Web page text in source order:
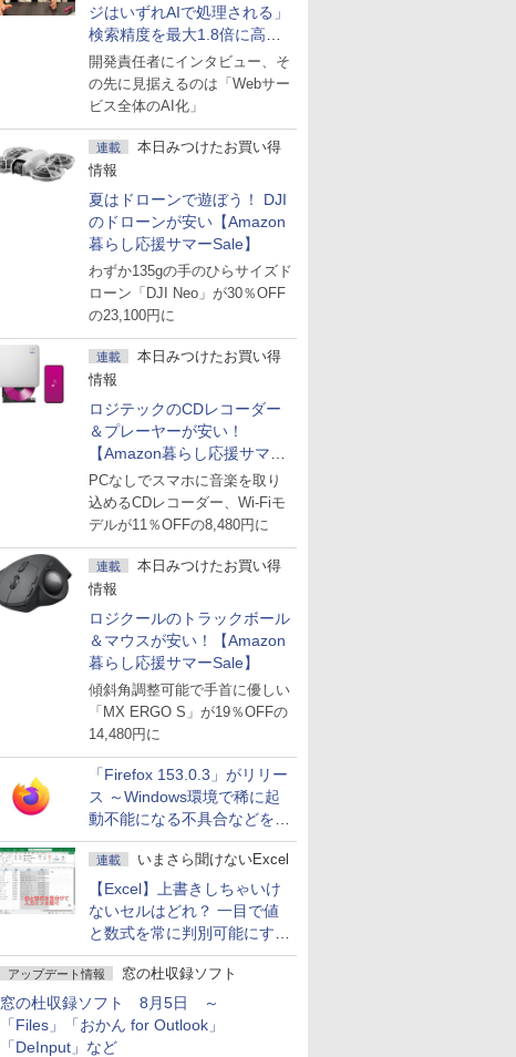
ジはいずれAIで処理される」
検索精度を最大1.8倍に高め
た「GMO AI RAG」は無償の
OSS版で「1社1RAG」を目
指す
開発責任者にインタビュー、そ
の先に見据えるのは「Webサー
ビス全体のAI化」
連載
本日みつけたお買い得
情報
夏はドローンで遊ぼう！ DJI
のドローンが安い【Amazon
暮らし応援サマーSale】
わずか135gの手のひらサイズド
ローン「DJI Neo」が30％OFF
の23,100円に
連載
本日みつけたお買い得
情報
ロジテックのCDレコーダー
＆プレーヤーが安い！
【Amazon暮らし応援サマー
Sale】
PCなしでスマホに音楽を取り
込めるCDレコーダー、Wi-Fiモ
デルが11％OFFの8,480円に
連載
本日みつけたお買い得
情報
ロジクールのトラックボール
＆マウスが安い！【Amazon
暮らし応援サマーSale】
傾斜角調整可能で手首に優しい
「MX ERGO S」が19％OFFの
14,480円に
「Firefox 153.0.3」がリリー
ス ～Windows環境で稀に起
動不能になる不具合などを解
決
連載 いまさら聞けないExcel
【Excel】上書きしちゃいけ
ないセルはどれ？ 一目で値
と数式を常に判別可能にする
方法
アップデート情報 窓の杜収録ソフト
窓の杜収録ソフト 8月5日 ～
「Files」「おかん for Outlook」
「DeInput」など